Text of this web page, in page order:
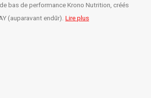
bas de performance Krono Nutrition, créés
(auparavant endūr). Lire plus